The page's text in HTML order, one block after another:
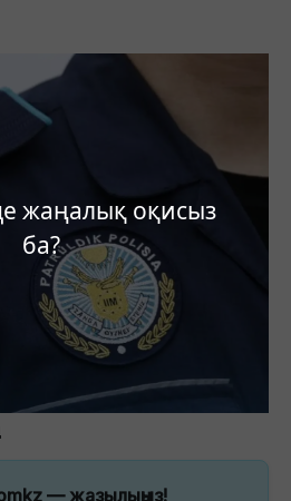
жаңалық оқисыз
ба?
— жазылыңыз!